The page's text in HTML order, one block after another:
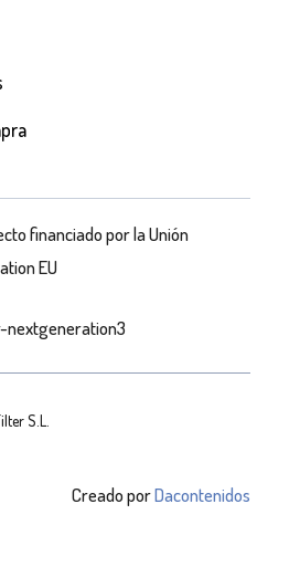
financiado por la Unión
EU
S.L.
Creado porDacontenidos